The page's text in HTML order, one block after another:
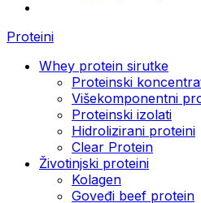
Proteini
Whey protein sirutke
Proteinski
Višekomponentni
Proteinski izolati
Hidrolizirani proteini
Clear Protein
Životinjski proteini
Kolagen
Goveđi beef protein